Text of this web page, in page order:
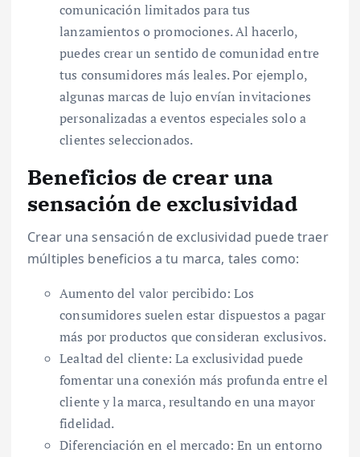
comunicación limitados para tus
lanzamientos o promociones. Al hacerlo,
puedes crear un sentido de comunidad entre
tus consumidores más leales. Por ejemplo,
algunas marcas de lujo envían invitaciones
personalizadas a eventos especiales solo a
clientes seleccionados.
Beneficios de crear una
sensación de exclusividad
Crear una sensación de exclusividad puede traer
múltiples beneficios a tu marca, tales como:
Aumento del valor percibido: Los
consumidores suelen estar dispuestos a pagar
más por productos que consideran exclusivos.
Lealtad del cliente: La exclusividad puede
fomentar una conexión más profunda entre el
cliente y la marca, resultando en una mayor
fidelidad.
Diferenciación en el mercado: En un entorno